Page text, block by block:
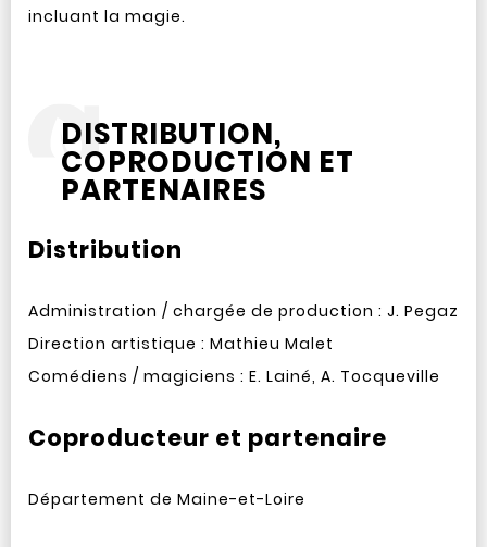
incluant la magie.
DISTRIBUTION,
COPRODUCTION ET
PARTENAIRES
Distribution
Administration / chargée de production : J. Pegaz
Direction artistique : Mathieu Malet
Comédiens / magiciens : E. Lainé, A. Tocqueville
Coproducteur et partenaire
Département de Maine-et-Loire